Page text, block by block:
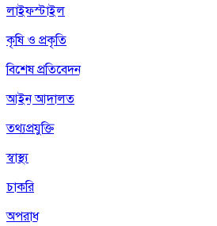
লাইফস্টাইল
কৃষি ও প্রকৃতি
বিশেষ প্রতিবেদন
আইন আদালত
তথ্যপ্রযুক্তি
স্বাস্থ্য
চাকরি
অপরাধ